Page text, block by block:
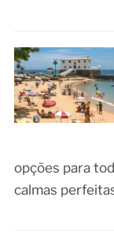
opções para
calmas